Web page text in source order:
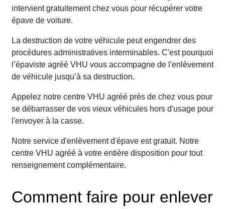
intervient gratuitement chez vous pour récupérer votre
épave de voiture.
La destruction de votre véhicule peut engendrer des
procédures administratives interminables. C'est pourquoi
l’épaviste agréé VHU vous accompagne de l'enlèvement
de véhicule jusqu’à sa destruction.
Appelez notre centre VHU agréé près de chez vous pour
se débarrasser de vos vieux véhicules hors d'usage pour
l'envoyer à la casse.
Notre service d'enlèvement d'épave est gratuit. Notre
centre VHU agréé à votre entière disposition pour tout
renseignement complémentaire.
Comment faire pour enlever